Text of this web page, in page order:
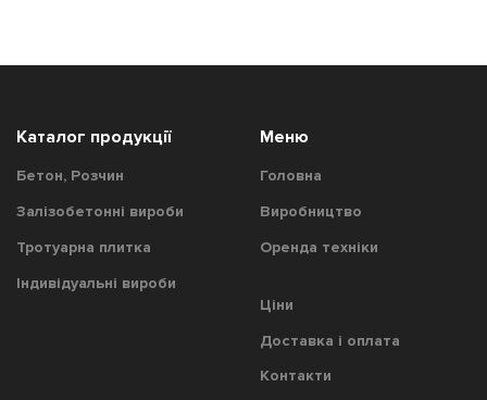
Каталог продукції
Бетон, Розчин
Залізобетонні вироби
Тротуарна плитка
Індивідуальні вироби
Меню
Головна
Виробництво
Оренда техніки
Цiни
Доставка і оплата
Контакти